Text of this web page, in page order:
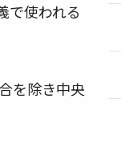
で使われる
を除き中央